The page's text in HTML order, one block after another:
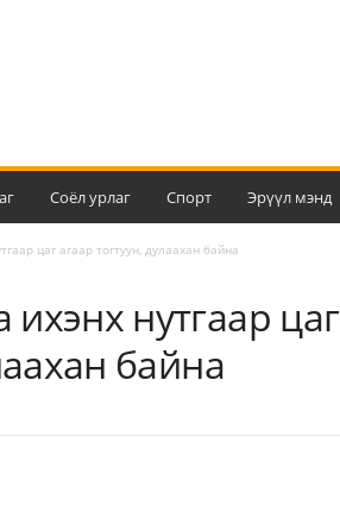
Соёл урлаг Спорт Эрүүл мэнд
цаг агаар тогтуун, дулаахан байна
нутгаар цаг
байна